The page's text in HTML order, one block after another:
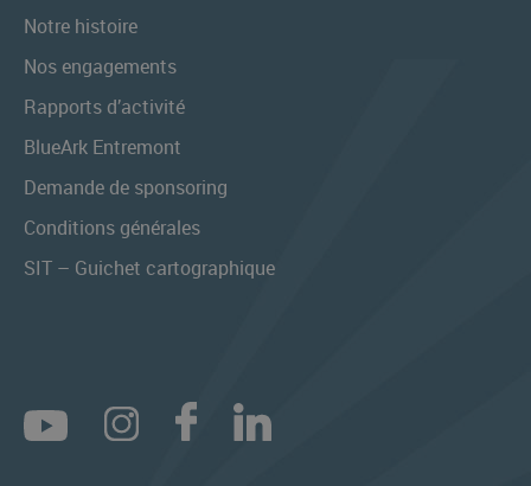
Notre histoire
Nos engagements
Rapports d’activité
BlueArk Entremont
Demande de sponsoring
Conditions générales
SIT – Guichet cartographique